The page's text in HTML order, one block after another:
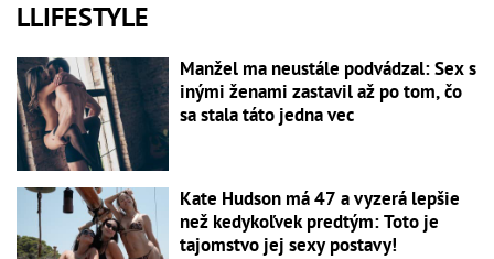
LLIFESTYLE
Manžel ma neustále podvádzal: Sex s
inými ženami zastavil až po tom, čo
sa stala táto jedna vec
Kate Hudson má 47 a vyzerá lepšie
než kedykoľvek predtým: Toto je
tajomstvo jej sexy postavy!